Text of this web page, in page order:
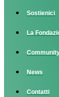
Sostienici
La
News
Contatti